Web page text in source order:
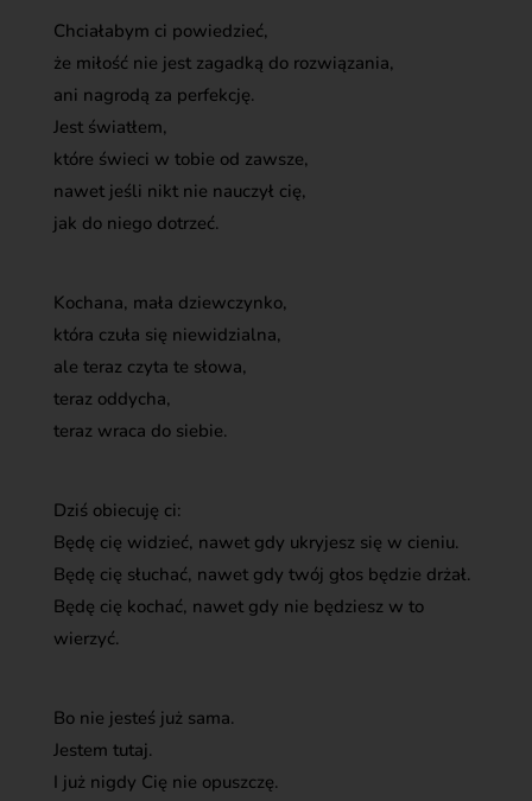
Chciałabym ci powiedzieć,
że miłość nie jest zagadką do rozwiązania,
ani nagrodą za perfekcję.
Jest światłem,
które świeci w tobie od zawsze,
nawet jeśli nikt nie nauczył cię,
jak do niego dotrzeć.
Kochana, mała dziewczynko,
która czuła się niewidzialna,
ale teraz czyta te słowa,
teraz oddycha,
teraz wraca do siebie.
Dziś obiecuję ci:
Będę cię widzieć, nawet gdy ukryjesz się w cieniu.
Będę cię słuchać, nawet gdy twój głos będzie drżał.
Będę cię kochać, nawet gdy nie będziesz w to
wierzyć.
Bo nie jesteś już sama.
Jestem tutaj.
I już nigdy Cię nie opuszczę.